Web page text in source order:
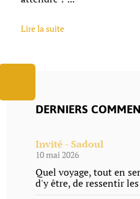
Lire la suite
DERNIERS
Invité - Sadoul
10 mai 2026
Quel voyage, tout en
d'y être, de ressentir